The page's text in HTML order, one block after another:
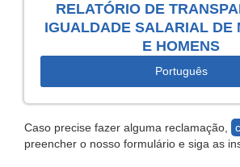
RELATÓRIO DE
IGUALDADE SALARIAL DE
E HOMENS
Português
Caso precise fazer alguma reclamação,
preencher o nosso formulário e siga as